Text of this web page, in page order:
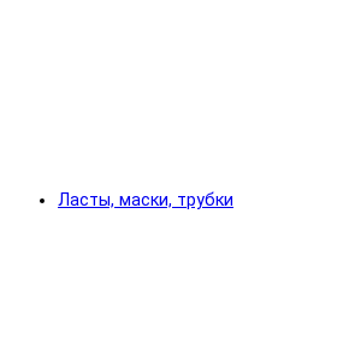
Ласты, маски, трубки